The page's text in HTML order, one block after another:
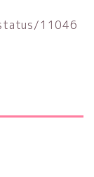
11046